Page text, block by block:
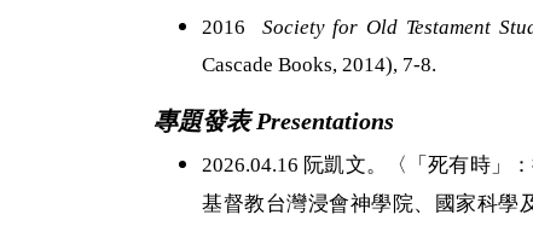
2016 Society for Old Testament
Cascade Books, 2014), 7-8.
專題發表 Presentations
2026.04.16 阮凱文。 〈「死有時」
基督教台灣浸會神學院、國家科學